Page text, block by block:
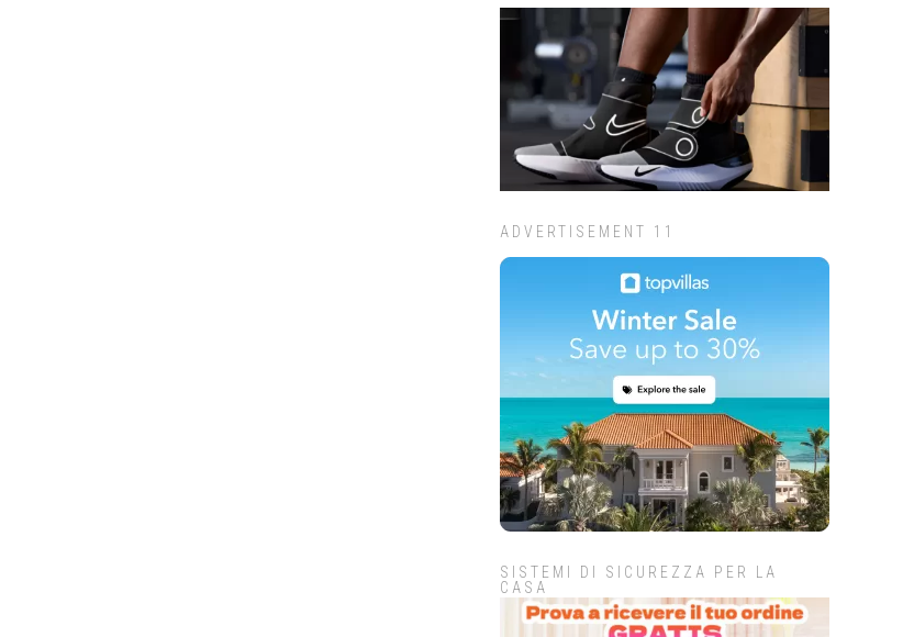
ADVERTISEMENT 11
SISTEMI DI SICUREZZA PER LA
CASA